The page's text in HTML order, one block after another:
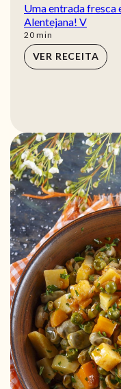
Uma entrada fresca
Alentejana! V
20min
min
VER RECEITA